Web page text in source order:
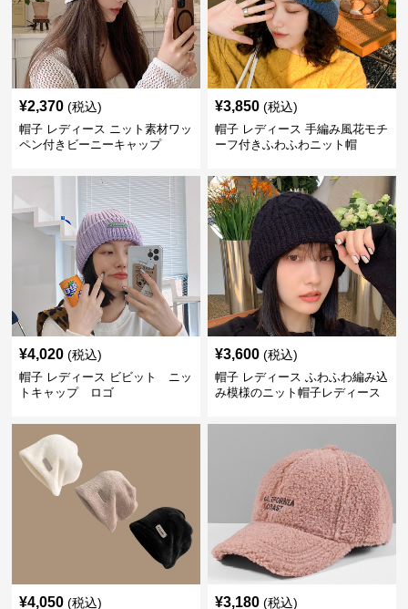
¥2,370 (税込)
帽子 レディース ニット素材ワッ
ペン付きビーニーキャップ
¥3,850 (税込)
帽子 レディース 手編み風花モチ
ーフ付きふわふわニット帽
¥4,020 (税込)
帽子 レディース ビビット ニッ
トキャップ ロゴ
¥3,600 (税込)
帽子 レディース ふわふわ編み込
み模様のニット帽子レディース
¥4,050 (税込) ¥3,180 (税込)